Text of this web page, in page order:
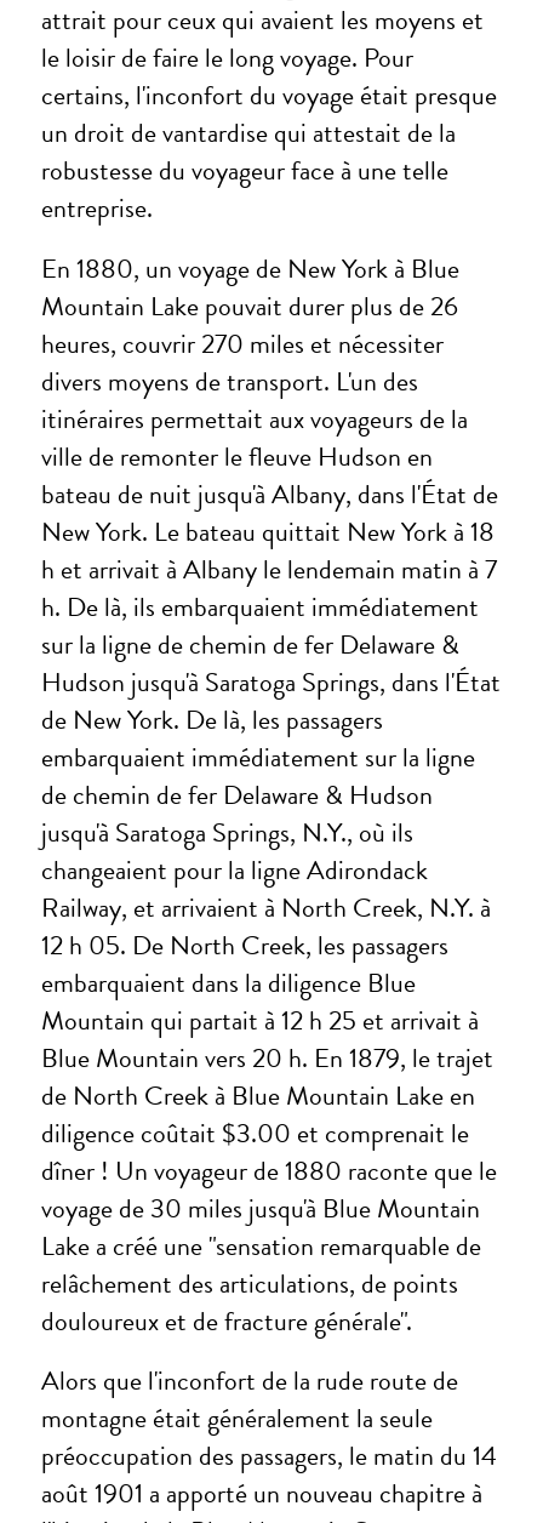
attrait pour ceux qui avaient les moyens et
le loisir de faire le long voyage. Pour
certains, l'inconfort du voyage était presque
un droit de vantardise qui attestait de la
robustesse du voyageur face à une telle
entreprise.
En 1880, un voyage de New York à Blue
Mountain Lake pouvait durer plus de 26
heures, couvrir 270 miles et nécessiter
divers moyens de transport. L'un des
itinéraires permettait aux voyageurs de la
ville de remonter le fleuve Hudson en
bateau de nuit jusqu'à Albany, dans l'État de
New York. Le bateau quittait New York à 18
h et arrivait à Albany le lendemain matin à 7
h. De là, ils embarquaient immédiatement
sur la ligne de chemin de fer Delaware &
Hudson jusqu'à Saratoga Springs, dans l'État
de New York. De là, les passagers
embarquaient immédiatement sur la ligne
de chemin de fer Delaware & Hudson
jusqu'à Saratoga Springs, N.Y., où ils
changeaient pour la ligne Adirondack
Railway, et arrivaient à North Creek, N.Y. à
12 h 05. De North Creek, les passagers
embarquaient dans la diligence Blue
Mountain qui partait à 12 h 25 et arrivait à
Blue Mountain vers 20 h. En 1879, le trajet
de North Creek à Blue Mountain Lake en
diligence coûtait $3.00 et comprenait le
dîner ! Un voyageur de 1880 raconte que le
voyage de 30 miles jusqu'à Blue Mountain
Lake a créé une "sensation remarquable de
relâchement des articulations, de points
douloureux et de fracture générale".
Alors que l'inconfort de la rude route de
montagne était généralement la seule
préoccupation des passagers, le matin du 14
août 1901 a apporté un nouveau chapitre à